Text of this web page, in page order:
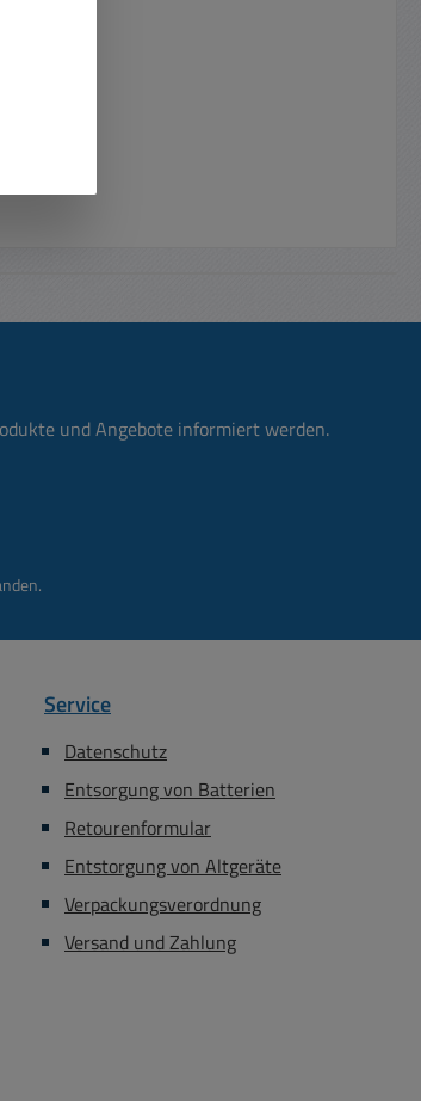
und Angebote informiert werden.
Service
Datenschutz
Entsorgung von Batterien
Retourenformular
Entstorgung von Altgeräte
Verpackungsverordnung
Versand und Zahlung